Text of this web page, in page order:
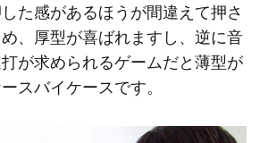
た感があるほうが間違えて押さ
、厚型が喜ばれますし、逆に音
が求められるゲームだと薄型が
スバイケースです。